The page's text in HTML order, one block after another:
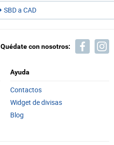
SBD a CAD
Quédate con nosotros:
Ayuda
Contactos
Widget de divisas
Blog